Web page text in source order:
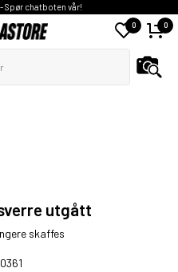
Spør chatboten vår!
0 0
utgått
skaffes